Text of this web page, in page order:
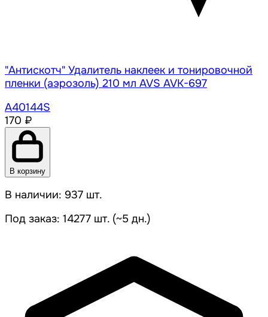
"Антискотч" Удалитель наклеек и тонировочной
пленки (аэрозоль) 210 мл AVS AVK-697
A40144S
170 ₽
В корзину
В наличии: 937 шт.
Под заказ: 14277 шт. (~5 дн.)